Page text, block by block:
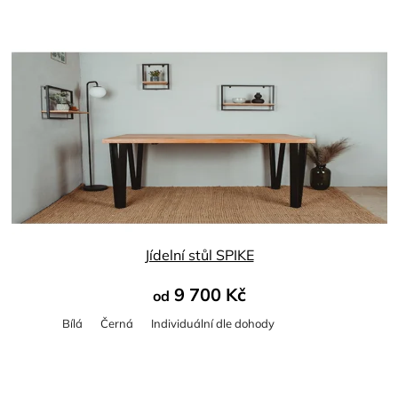
Jídelní stůl SPIKE
od 9 700 Kč
Bílá Černá Individuální dle dohody